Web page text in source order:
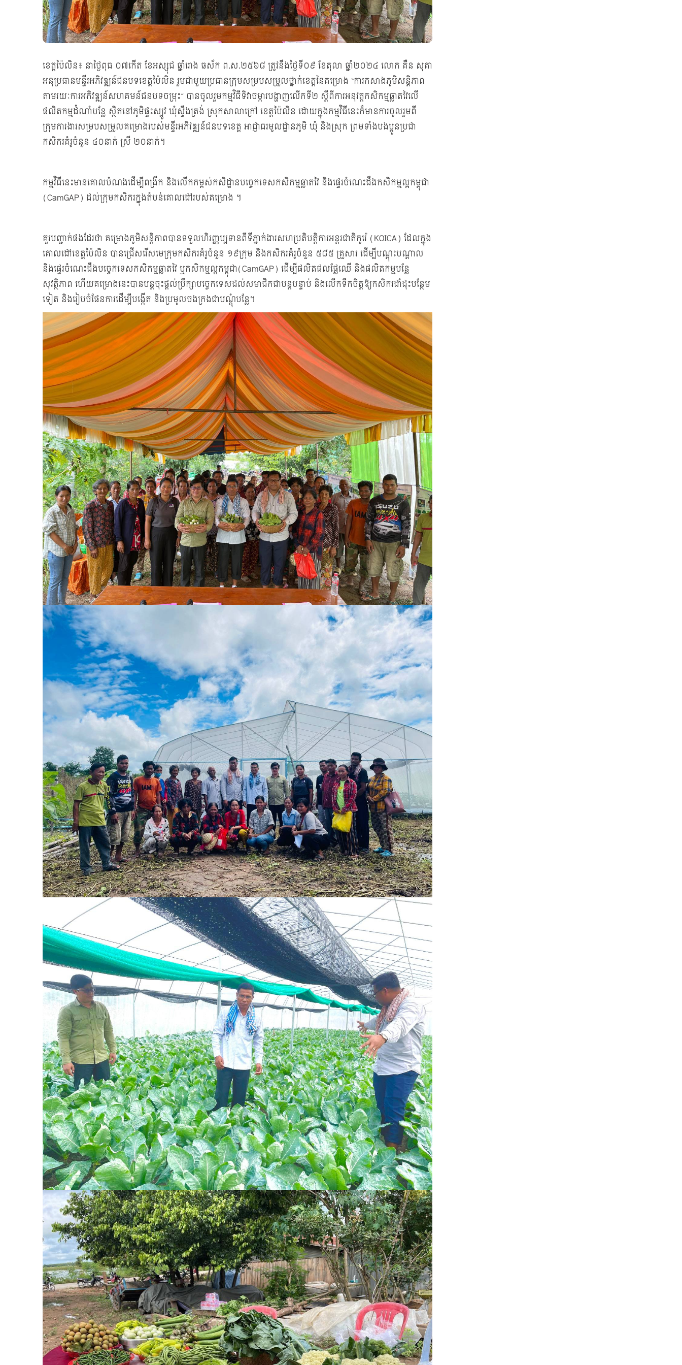
ខេត្តប៉ៃលិន៖ នាថ្ងៃពុធ ០៧កើត ខែអស្សុជ ឆ្នាំរោង ឆស័ក ព.ស.២៥៦៨ ត្រូវនឹងថ្ងៃទី០៩ ខែតុលា ឆ្នាំ២០២៤ លោក គឺន សុគា
អនុប្រធានមន្ទីរអភិវឌ្ឍន៍ជនបទខេត្តប៉ៃលិន រួមជាមួយប្រធានក្រុមសម្របសម្រួលថ្នាក់ខេត្តនៃគម្រោង “ការកសាងភូមិសន្តិភាព
តាមរយៈការអភិវឌ្ឍន៍សហគមន៍ជនបទចម្រុះ” បានចូលរួមកម្មវិធីទិវាចម្ការបង្ហាញលើកទី២ ស្តីពីការអនុវត្តកសិកម្មឆ្លាតវៃលើ
ផលិតកម្មដំណាំបន្លែ ស្ថិតនៅភូមិផ្ទះស្បូវ ឃុំស្ទឹងត្រង់ ស្រុកសាលាក្រៅ ខេត្តប៉ៃលិន ដោយក្នុងកម្មវិធីនេះក៏មានការចូលរួមពី
ក្រុមការងារសម្របសម្រួលគម្រោងរបស់មន្ទីរអភិវឌ្ឍន៍ជនបទខេត្ត អាជ្ញាធរមូលដ្ឋានភូមិ ឃុំ និងស្រុក ព្រមទាំងបងប្អូនប្រជា
កសិករគំរូចំនួន ៤០នាក់ ស្រី ២០នាក់។
កម្មវិធីនេះមានគោលបំណងដើម្បីពង្រីក និងលើកកម្ពស់កសិដ្ឋានបច្ចេកទេសកសិកម្មឆ្លាតវៃ និងផ្ទេរចំណេះដឹងកសិកម្មល្អកម្ពុជា
(CamGAP) ដល់ក្រុមកសិករក្នុងតំបន់គោលដៅរបស់គម្រោង ។
គួរបញ្ជាក់ផងដែរថា គម្រោងភូមិសន្តិភាពបានទទួលហិរញ្ញប្បទានពីទីភ្នាក់ងារសហប្រតិបត្តិការអន្តរជាតិកូរ៉េ (KOICA) ដែលក្នុង
គោលដៅខេត្តប៉ៃលិន បានជ្រើសរើសមេក្រុមកសិករគំរូចំនួន ១៩ក្រុម និងកសិករគំរូចំនួន ៥៨៥ គ្រួសារ ដើម្បីបណ្ដុះបណ្ដាល
និងផ្ទេរចំណេះដឹងបច្ចេកទេសកសិកម្មឆ្លាតវៃ ឬកសិកម្មល្អកម្ពុជា(CamGAP) ដើម្បីផលិតផលផ្លែឈើ និងផលិតកម្មបន្លែ
សុវត្ថិភាព ហើយគម្រោងនេះបានបន្តចុះផ្ដល់ប្រឹក្សាបច្ចេកទេសដល់សមាជិកជាបន្ដបន្ទាប់ និងលើកទឹកចិត្តឱ្យកសិករដាំដុះបន្ថែម
ទៀត និងរៀបចំផែនការដើម្បីបង្កើត និងប្រមូលចងក្រងជាបណ្តុំបន្លែ។